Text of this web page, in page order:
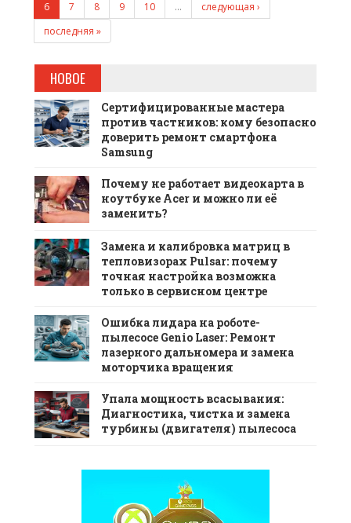
6
7 8 9 10 …
следующая ›
последняя »
НОВОЕ
Сертифицированные мастера
против частников: кому безопасно
доверить ремонт смартфона
Samsung
Почему не работает видеокарта в
ноутбуке Acer и можно ли её
заменить?
Замена и калибровка матриц в
тепловизорах Pulsar: почему
точная настройка возможна
только в сервисном центре
Ошибка лидара на роботе-
пылесосе Genio Laser: Ремонт
лазерного дальномера и замена
моторчика вращения
Упала мощность всасывания:
Диагностика, чистка и замена
турбины (двигателя) пылесоса